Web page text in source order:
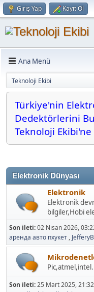
Giriş Yap Kayıt Ol
Ana Menü
Teknoloji Ekibi
Türkiye'nin
Dedektörlerini
Teknoloji
[move]Türkiye'nin
Buluşturan İlk Sitesi
Elektronik Dünyası
Elektronik
Elektronik
bilgiler,Hobi
Son ileti:02 Nisan 2026,
аренда авто пхукет,
Son ileti:25 Mart 2025,
Ynt: Mikroislemciler ici...,